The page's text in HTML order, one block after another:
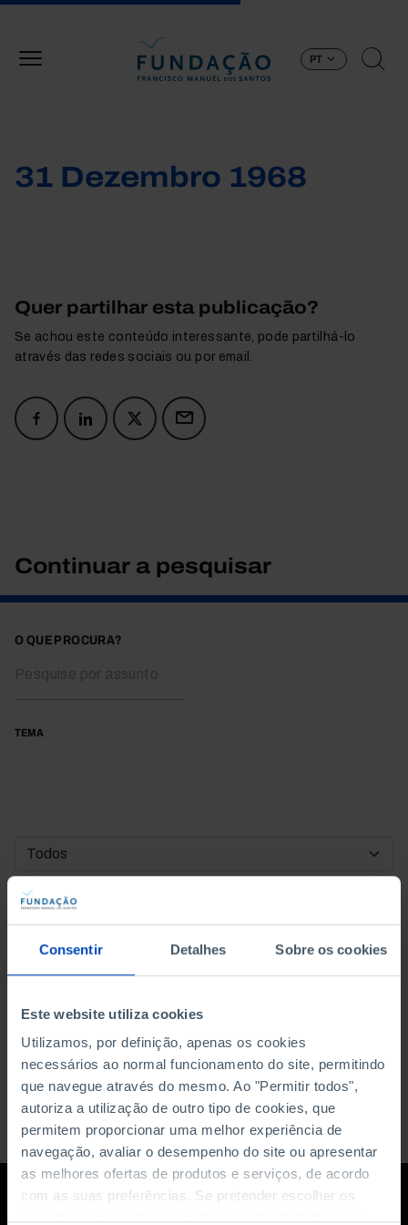
Consentir Detalhes Sobre os cookies
Este website utiliza cookies
Utilizamos, por definição, apenas os cookies
necessários ao normal funcionamento do site, permitindo
que navegue através do mesmo. Ao "Permitir todos",
autoriza a utilização de outro tipo de cookies, que
permitem proporcionar uma melhor experiência de
navegação, avaliar o desempenho do site ou apresentar
as melhores ofertas de produtos e serviços, de acordo
com as suas preferências. Se pretender escolher os
PT
31 Dezembro 1968
Quer partilhar esta publicação?
Se achou este conteúdo interessante, pode partilhá-lo
através das redes sociais ou por email.
Continuar a pesquisar
O QUE PROCURA?
TEMA
DATA DE INÍCIO
DATA DE FIM